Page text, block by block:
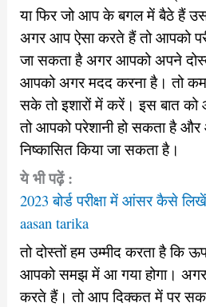
या फिर जो आप के बगल में बैठे हैं
अगर आप ऐसा करते हैं तो आपको
जा सकता है अगर आपको अपने
आपको अगर मदद करना है। तो
सके तो इशारों में करें। इस बात
तो आपको परेशानी हो सकता है और
निष्कासित किया जा सकता है।
ये भी पढ़ें :
2023 बोर्ड परीक्षा में आंसर कैसे
aasan tarika
तो दोस्तों हम उम्मीद करता है कि
आपको समझ में आ गया होगा।
करते हैं। तो आप दिक्कत में पर